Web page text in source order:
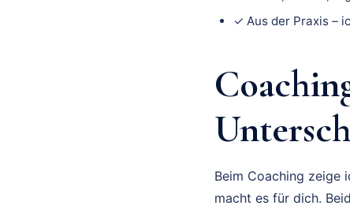
✓ Aus der Praxis –
Beim Coaching zeige
macht es für dich.